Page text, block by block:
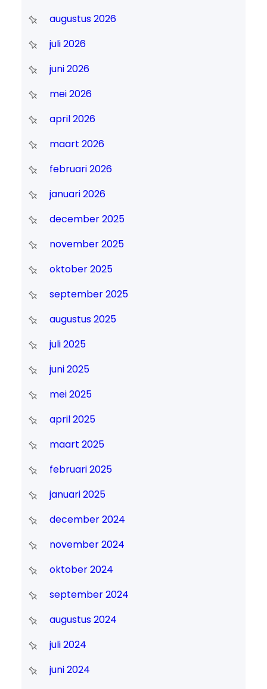
augustus 2026
juli 2026
juni 2026
mei 2026
april 2026
maart 2026
februari 2026
januari 2026
december 2025
november 2025
oktober 2025
september 2025
augustus 2025
juli 2025
juni 2025
mei 2025
april 2025
maart 2025
februari 2025
januari 2025
december 2024
november 2024
oktober 2024
september 2024
augustus 2024
juli 2024
juni 2024